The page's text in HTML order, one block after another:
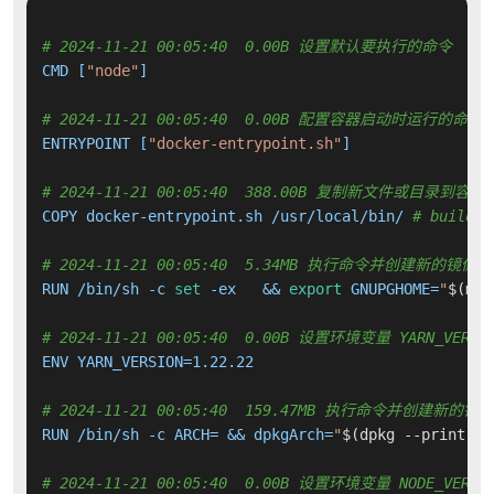
# 2024-11-21 00:05:40  0.00B 设置默认要执行的命令
CMD [ "node" ]
# 2024-11-21 00:05:40  0.00B 配置容器启动时运行的命令
ENTRYPOINT [ "docker-entrypoint.sh" ]
# 2024-11-21 00:05:40  388.00B 复制新文件或目录到容器
COPY docker-entrypoint.sh /usr/local/bin/ #
# 2024-11-21 00:05:40  5.34MB 执行命令并创建新的镜像层
RUN /bin/sh -c set -ex   && export GNUPGHOME="
# 2024-11-21 00:05:40  0.00B 设置环境变量
ENV YARN_VERSION=1.22.22
# 2024-11-21 00:05:40  159.47MB 执行命令并创建新的镜
RUN /bin/sh -c ARCH= && dpkgArch="$(dpkg --print-
# 2024-11-21 00:05:40  0.00B 设置环境变量